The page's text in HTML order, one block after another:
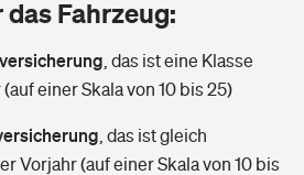
Versicherer finden
Fahrzeug:
das ist eine Klasse
einer Skala von 10 bis 25)
das ist gleich
Vorjahr (auf einer Skala von 10 bis